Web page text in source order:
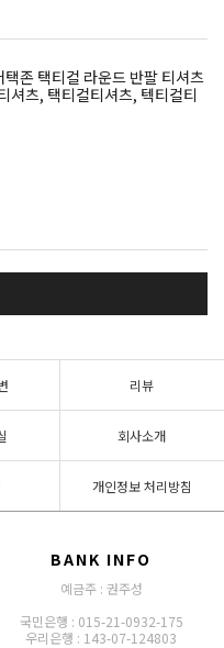
존 택티컬 라운드 반팔 티셔츠
셔츠, 택티컬티셔츠, 텍티컬티
리뷰
회사소개
개인정보 처리방침
BANK INFO
예금주 : 권주성
국민은행 : 015-21-0932-175
우리은행 : 143-07-124803